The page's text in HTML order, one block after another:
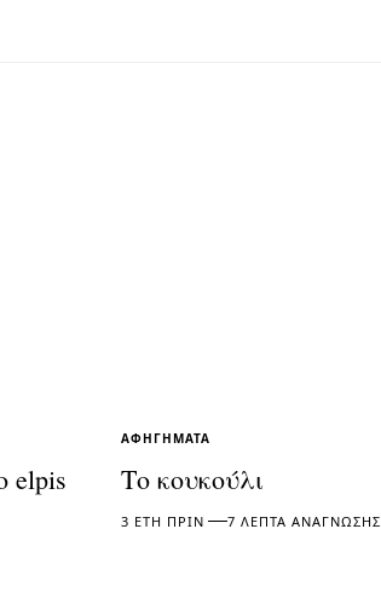
elpis
ΑΦΗΓΉΜΑΤΑ
Το κουκούλι
3 ΈΤΗ ΠΡΙΝ 7 ΛΕΠΤΆ ΑΝΆΓΝΩΣΗΣ